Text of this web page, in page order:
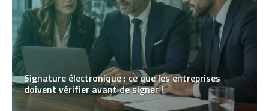
Signature électronique : ce que les entreprises
doivent vérifier avant de signer !